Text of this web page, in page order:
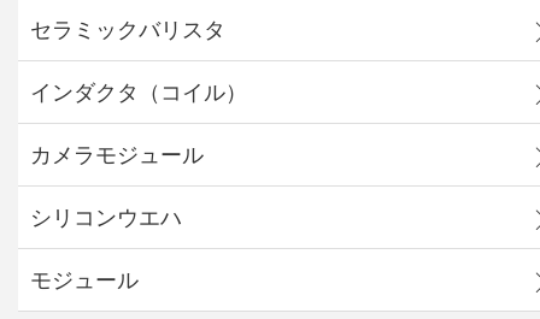
セラミックバリスタ
インダクタ（コイル）
カメラモジュール
シリコンウエハ
モジュール